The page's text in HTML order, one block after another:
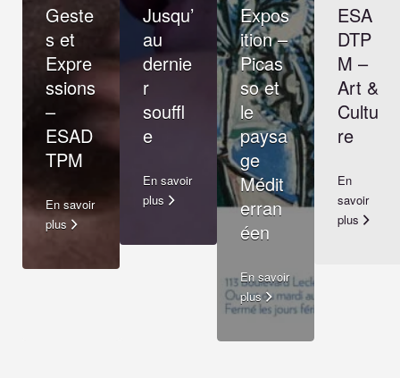
Geste
s et
Expre
ssions
–
ESAD
TPM
En savoir
plus
Jusqu’
au
dernie
r
souffl
e
En savoir
plus
Expos
ition –
Picas
so et
le
paysa
ge
Médit
erran
éen
En savoir
plus
ESA
DTP
M –
Art &
Cultu
re
En
savoir
plus